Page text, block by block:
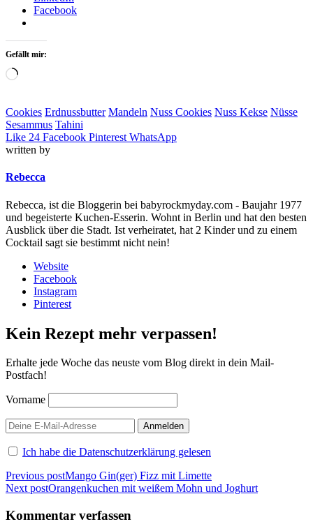
Facebook
Gefällt mir:
Loading…
Cookies Erdnussbutter Mandeln Nuss Cookies Nuss Kekse Nüsse
Sesammus Tahini
Like 24 Facebook Pinterest WhatsApp
written by
Rebecca
Rebecca, ist die Bloggerin bei babyrockmyday.com - Baujahr 1977
und begeisterte Kuchen-Esserin. Wohnt in Berlin und hat den besten
Ausblick über die Stadt. Ist verheiratet, hat 2 Kinder und zu einem
Cocktail sagt sie bestimmt nicht nein!
Website
Facebook
Instagram
Pinterest
Kein Rezept mehr verpassen!
Erhalte jede Woche das neuste vom Blog direkt in dein Mail-
Postfach!
Vorname
Ich habe die Datenschutzerklärung gelesen
Beitragsnavigation
Previous postMango Gin(ger) Fizz mit Limette
Next postOrangenkuchen mit weißem Mohn und Joghurt
Kommentar verfassen